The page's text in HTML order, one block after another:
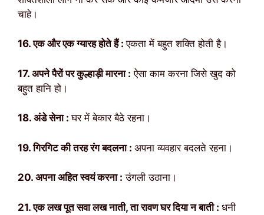
चाहे।
16. एक और एक ग्यारह होते हैं :एकता में बहुत शक्ति होती है।
17. अपने पैरों पर कुल्हाड़ी मारना : ऐसा काम करना जिसे खुद को
बहुत हानि हो।
18. अंडे सेना :घर में बेकार बैठे रहना।
19. गिरगिट की तरह रंग बदलना : अपना व्यवहार बदलते रहना।
20. अपना अहित स्वयं करना : उंगली उठाना।
21. एक लख पूत सवा लख नाती, ता रावण घर दिया न बाती : धनी